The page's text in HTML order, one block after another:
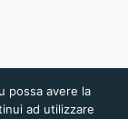
possa avere la
ad utilizzare